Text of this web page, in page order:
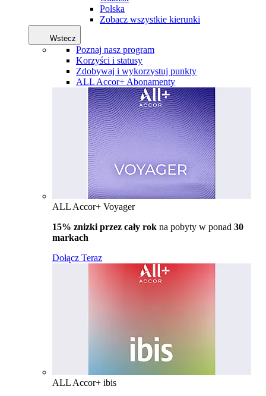
Polska
Zobacz wszystkie kierunki
Wstecz
Poznaj nasz program
Korzyści i statusy
Zdobywaj i wykorzystuj punkty
ALL Accor+ Abonamenty
ALL Accor+ Voyager
15% znizki przez cały rok na pobyty w ponad 30
markach
Dołącz Teraz
ALL Accor+ ibis